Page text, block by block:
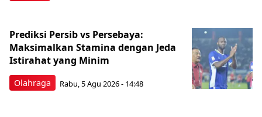
Olahraga
Prediksi Persib vs Persebaya:
Maksimalkan Stamina dengan Jeda
Istirahat yang Minim
Rabu, 5 Agu 2026 - 14:48